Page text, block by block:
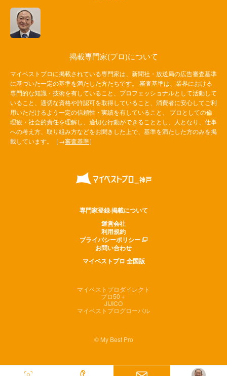
掲載専門家(プロ)について
マイベストプロに掲載されている専門家は、新聞社・放送局の広告審査基準
に基づいた一定の基準を満たした方たちです。 審査基準は、業界における
専門的な知識・技術を有していること、プロフェッショナルとして活動して
いること、適切な資格や許認可を取得していること、消費者に安心してご利
用いただけるよう一定の信頼性・実績を有していること、 プロとしての倫
理観・社会的責任を理解し、適切な行動ができることとし、人となり、仕事
への考え方、取り組み方などをお聞きした上で、基準を満たした方のみを掲
載しています。［→審査基準］
専門家登録·掲載について
運営会社
利用規約
プライバシーポリシー
お問い合わせ
マイベストプロ 全国版
マイベストプロダイレクト
プロ50＋
JIJICO
マイベストプログローバル
© My Best Pro